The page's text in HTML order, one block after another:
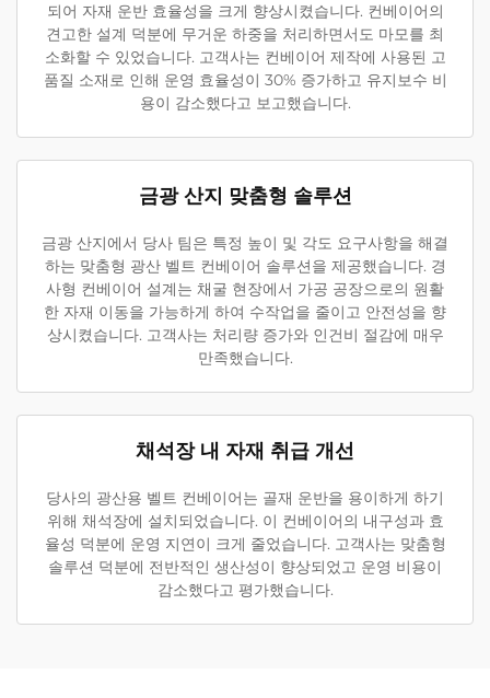
되어 자재 운반 효율성을 크게 향상시켰습니다. 컨베이어의
견고한 설계 덕분에 무거운 하중을 처리하면서도 마모를 최
소화할 수 있었습니다. 고객사는 컨베이어 제작에 사용된 고
품질 소재로 인해 운영 효율성이 30% 증가하고 유지보수 비
용이 감소했다고 보고했습니다.
금광 산지 맞춤형 솔루션
금광 산지에서 당사 팀은 특정 높이 및 각도 요구사항을 해결
하는 맞춤형 광산 벨트 컨베이어 솔루션을 제공했습니다. 경
사형 컨베이어 설계는 채굴 현장에서 가공 공장으로의 원활
한 자재 이동을 가능하게 하여 수작업을 줄이고 안전성을 향
상시켰습니다. 고객사는 처리량 증가와 인건비 절감에 매우
만족했습니다.
채석장 내 자재 취급 개선
당사의 광산용 벨트 컨베이어는 골재 운반을 용이하게 하기
위해 채석장에 설치되었습니다. 이 컨베이어의 내구성과 효
율성 덕분에 운영 지연이 크게 줄었습니다. 고객사는 맞춤형
솔루션 덕분에 전반적인 생산성이 향상되었고 운영 비용이
감소했다고 평가했습니다.